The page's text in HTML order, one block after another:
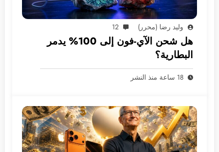
وليد رضا (محرر) 12
هل شحن الآي-فون إلى 100% يدمر
البطارية؟
18 ساعة منذ النشر